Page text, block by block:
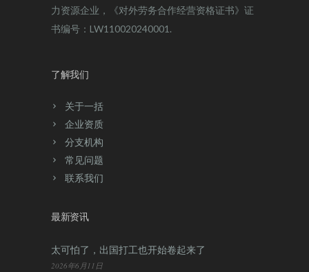
力资源企业，《对外劳务合作经营资格证书》证
书编号：LW110020240001.
了解我们
关于一括
企业资质
分支机构
常见问题
联系我们
最新资讯
太可怕了，出国打工也开始卷起来了
2026年6月11日